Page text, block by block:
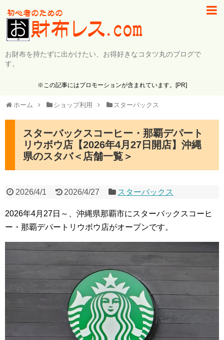
お財布を持たずに出かけたい、お得好きなコタツ丸のブログで
す。
※この記事にはプロモーションが含まれています。[PR]
ホーム ショップ利用 スターバックス
スターバックスコーヒー・那覇デパート
リウボウ店【2026年4月27日開店】沖縄
県のスタバ＜店舗一覧＞
2026/4/1 2026/4/27 スターバックス
2026年4月27日～、沖縄県那覇市にスターバックスコーヒ
ー・那覇デパートリウボウ店がオープンです。